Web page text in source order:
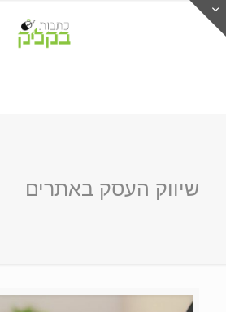
שיווק העסק באתרים